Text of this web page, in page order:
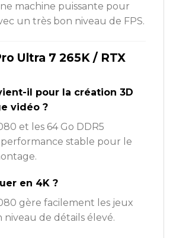
machine puissante pour
un très bon niveau de FPS.
Ultra 7 265K / RTX
il pour la création 3D
vidéo ?
et les 64 Go DDR5
stable pour le
en 4K ?
gère facilement les jeux
niveau de détails élevé.